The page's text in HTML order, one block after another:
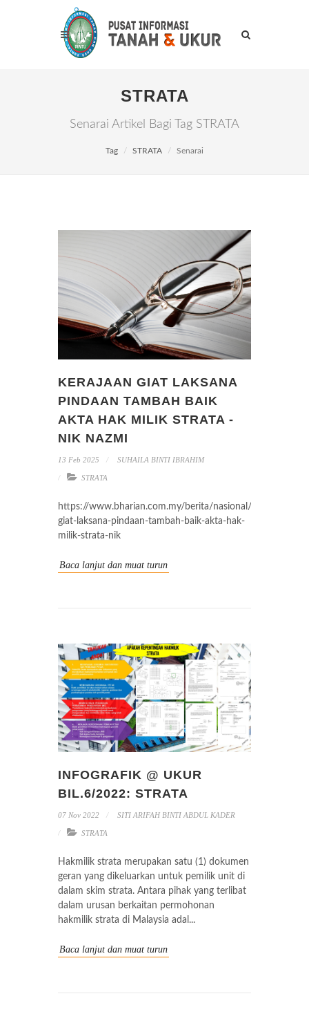
STRATA
Senarai Artikel Bagi Tag STRATA
Tag STRATA Senarai
KERAJAAN GIAT LAKSANA
PINDAAN TAMBAH BAIK
AKTA HAK MILIK STRATA -
NIK NAZMI
13 Feb 2025 SUHAILA BINTI IBRAHIM
STRATA
https://www.bharian.com.my/berita/nasional/2025/01/
giat-laksana-pindaan-tambah-baik-akta-hak-
milik-strata-nik
Baca lanjut dan muat turun
INFOGRAFIK @ UKUR
BIL.6/2022: STRATA
07 Nov 2022 SITI ARIFAH BINTI ABDUL KADER
STRATA
Hakmilik strata merupakan satu (1) dokumen
geran yang dikeluarkan untuk pemilik unit di
dalam skim strata. Antara pihak yang terlibat
dalam urusan berkaitan permohonan
hakmilik strata di Malaysia adal...
Baca lanjut dan muat turun